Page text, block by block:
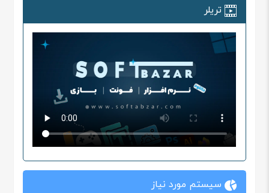
تریلر
سیستم مورد نیاز